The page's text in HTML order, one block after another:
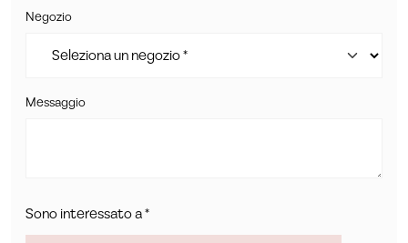
Negozio
Messaggio
Sono interessato a *